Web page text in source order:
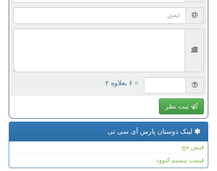
= ۶ بعلاوه ۲
ثبت نظر
لینک دوستان پارس آی سی تی
فیش حج
قیمت بیسیم کنوود